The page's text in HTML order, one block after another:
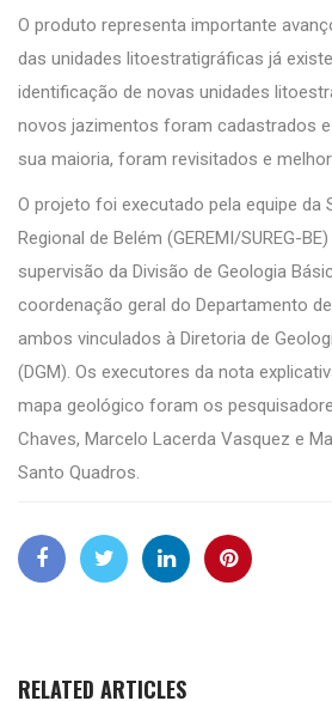
O produto representa importante
das unidades litoestratigráficas já
identificação de novas unidades
novos jazimentos foram cadastrados
sua maioria, foram revisitados e
O projeto foi executado pela equipe da
Regional de Belém (GEREMI/SUREG-
supervisão da Divisão de Geologia
coordenação geral do Departamento de
ambos vinculados à Diretoria de
(DGM). Os executores da nota
mapa geológico foram os
Chaves, Marcelo Lacerda Vasquez e
Santo Quadros.
RELATED ARTICLES